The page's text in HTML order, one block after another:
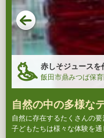
赤しそジュースを
飯田市鼎みつば保
自然の中の多様な
自然に存在するたくさんの要
子どもたちは様々な体験を通